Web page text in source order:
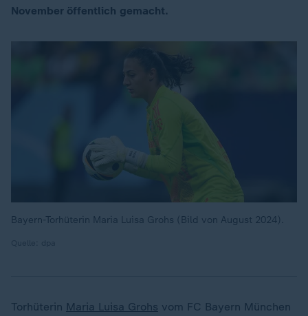
November öffentlich gemacht.
Bayern-Torhüterin Maria Luisa Grohs (Bild von August 2024).
Torhüterin Maria Luisa Grohs vom FC Bayern München